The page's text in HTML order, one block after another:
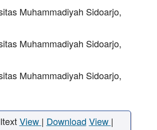
Muhammadiyah Sidoarjo,
Muhammadiyah Sidoarjo,
Muhammadiyah Sidoarjo,
View | Download View |